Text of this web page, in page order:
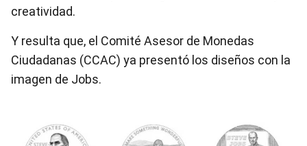
creatividad.
Y resulta que, el Comité Asesor de Monedas
Ciudadanas (CCAC) ya presentó los diseños con la
imagen de Jobs.